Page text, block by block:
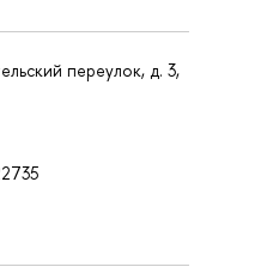
переулок, д. 3,